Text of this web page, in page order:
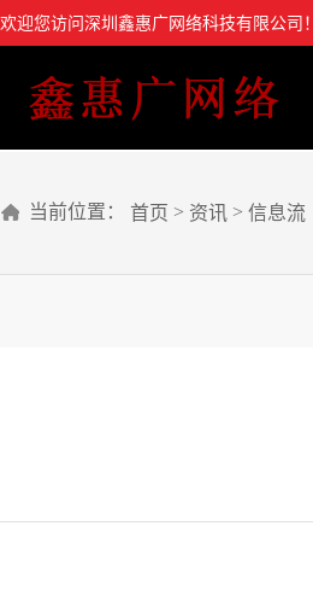
欢迎您访问深圳鑫惠广网络科技有限公司！
当前位置： 首页 > 资讯 > 信息流